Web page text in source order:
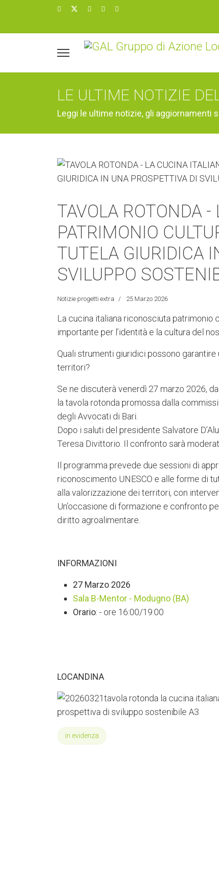
LE ULTIME NOTIZIE
Leggi le ultime notizie, gli aggiornamenti
TAVOLA ROTONDA
PATRIMONIO
TUTELA GIURIDICA
SVILUPPO
Notizie progetti extra 25 Marzo 2026
La cucina italiana riconosciuta patrimonio
importante per l’identità e la cultura del
Quali strumenti giuridici possono
territori?
Se ne discuterà venerdì 27 marzo 2026,
la tavola rotonda promossa dalla
degli Avvocati di Bari.
Dopo i saluti del presidente Salvatore
Teresa Divittorio. Il confronto sarà
Il programma prevede due sessioni di
riconoscimento UNESCO e alle forme di
alla valorizzazione dei territori, con
Un’occasione di formazione e confronto
diritto agroalimentare.
INFORMAZIONI
27 Marzo 2026
Sala B-Mentor - Modugno (BA)
Orario: - ore 16:00/19:00
LOCANDINA
in evidenza